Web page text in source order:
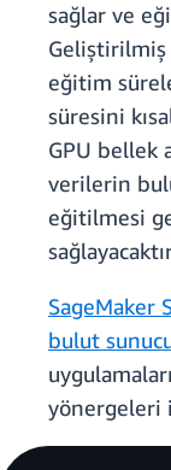
sağlar ve
eğitim
süresini
GPU bellek
verilerin
eğitilmesi
SageMaker
bulut
yönergeleri